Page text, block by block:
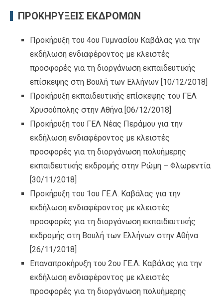
ΠΡΟΚΗΡΥΞΕΙΣ ΕΚΔΡΟΜΩΝ
Προκήρυξη του 4ου Γυμνασίου Καβάλας για την
εκδήλωση ενδιαφέροντος με κλειστές
προσφορές για τη διοργάνωση εκπαιδευτικής
επίσκεψης στη Βουλή των Ελλήνων [10/12/2018]
Προκήρυξη εκπαιδευτικής επίσκεψης του ΓΕΛ
Χρυσούπολης στην Αθήνα [06/12/2018]
Προκήρυξη του ΓΕΛ Νέας Περάμου για την
εκδήλωση ενδιαφέροντος με κλειστές
προσφορές για τη διοργάνωση πολυήμερης
εκπαιδευτικής εκδρομής στην Ρώμη – Φλωρεντία
[30/11/2018]
Προκήρυξη του 1ου ΓΕ.Λ. Καβάλας για την
εκδήλωση ενδιαφέροντος με κλειστές
προσφορές για τη διοργάνωση εκπαιδευτικής
εκδρομής στη Βουλή των Ελλήνων στην Αθήνα
[26/11/2018]
Επαναπροκήρυξη του 2ου ΓΕ.Λ. Καβάλας για την
εκδήλωση ενδιαφέροντος με κλειστές
προσφορές για τη διοργάνωση πολυήμερης